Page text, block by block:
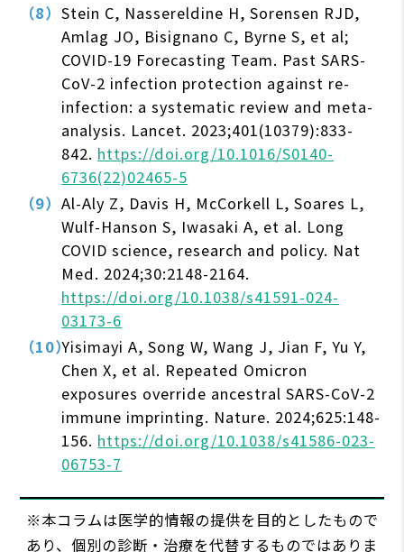
Stein C, Nassereldine H, Sorensen RJD,
Amlag JO, Bisignano C, Byrne S, et al;
COVID-19 Forecasting Team. Past SARS-
CoV-2 infection protection against re-
infection: a systematic review and meta-
analysis. Lancet. 2023;401(10379):833-
842. https://doi.org/10.1016/S0140-
6736(22)02465-5
Al-Aly Z, Davis H, McCorkell L, Soares L,
Wulf-Hanson S, Iwasaki A, et al. Long
COVID science, research and policy. Nat
Med. 2024;30:2148-2164.
https://doi.org/10.1038/s41591-024-
03173-6
Yisimayi A, Song W, Wang J, Jian F, Yu Y,
Chen X, et al. Repeated Omicron
exposures override ancestral SARS-CoV-2
immune imprinting. Nature. 2024;625:148-
156. https://doi.org/10.1038/s41586-023-
06753-7
※本コラムは医学的情報の提供を目的としたもので
あり、個別の診断・治療を代替するものではありま